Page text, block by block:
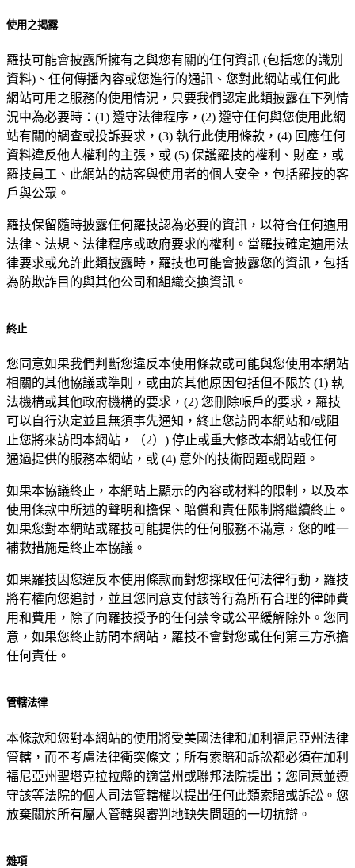
使用之揭露
羅技可能會披露所擁有之與您有關的任何資訊 (包括您的識別
資料)、任何傳播內容或您進行的通訊、您對此網站或任何此
網站可用之服務的使用情況，只要我們認定此類披露在下列情
況中為必要時：(1) 遵守法律程序，(2) 遵守任何與您使用此網
站有關的調查或投訴要求，(3) 執行此使用條款，(4) 回應任何
資料違反他人權利的主張，或 (5) 保護羅技的權利、財產，或
羅技員工、此網站的訪客與使用者的個人安全，包括羅技的客
戶與公眾。
羅技保留隨時披露任何羅技認為必要的資訊，以符合任何適用
法律、法規、法律程序或政府要求的權利。當羅技確定適用法
律要求或允許此類披露時，羅技也可能會披露您的資訊，包括
為防欺詐目的與其他公司和組織交換資訊。
終止
您同意如果我們判斷您違反本使用條款或可能與您使用本網站
相關的其他協議或準則，或由於其他原因包括但不限於 (1) 執
法機構或其他政府機構的要求，(2) 您刪除帳戶的要求，羅技
可以自行決定並且無須事先通知，終止您訪問本網站和/或阻
止您將來訪問本網站，（2）) 停止或重大修改本網站或任何
通過提供的服務本網站，或 (4) 意外的技術問題或問題。
如果本協議終止，本網站上顯示的內容或材料的限制，以及本
使用條款中所述的聲明和擔保、賠償和責任限制將繼續終止。
如果您對本網站或羅技可能提供的任何服務不滿意，您的唯一
補救措施是終止本協議。
如果羅技因您違反本使用條款而對您採取任何法律行動，羅技
將有權向您追討，並且您同意支付該等行為所有合理的律師費
用和費用，除了向羅技授予的任何禁令或公平緩解除外。您同
意，如果您終止訪問本網站，羅技不會對您或任何第三方承擔
任何責任。
管轄法律
本條款和您對本網站的使用將受美國法律和加利福尼亞州法律
管轄，而不考慮法律衝突條文；所有索賠和訴訟都必須在加利
福尼亞州聖塔克拉拉縣的適當州或聯邦法院提出；您同意並遵
守該等法院的個人司法管轄權以提出任何此類索賠或訴訟。您
放棄關於所有屬人管轄與審判地缺失問題的一切抗辯。
雜項